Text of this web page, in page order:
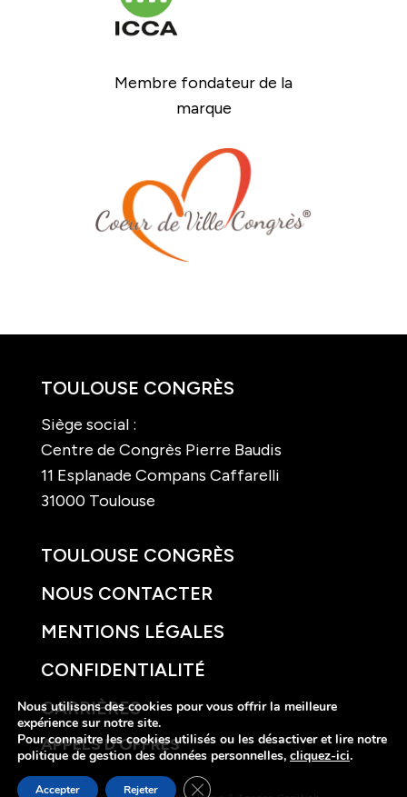
Membre fondateur de la
marque
TOULOUSE CONGRÈS
Siège social :
Centre de Congrès Pierre Baudis
11 Esplanade Compans Caffarelli
31000 Toulouse
TOULOUSE CONGRÈS
NOUS CONTACTER
MENTIONS LÉGALES
CONFIDENTIALITÉ
CARRIÈRES
APPELS D’OFFRES
Nous utilisons des cookies pour vous offrir la meilleure
expérience sur notre site.
Pour connaitre les cookies utilisés ou les désactiver et lire notre
politique de gestion des données personnelles, cliquez-ici.
Accepter Rejeter Fermer la bannière des cookies